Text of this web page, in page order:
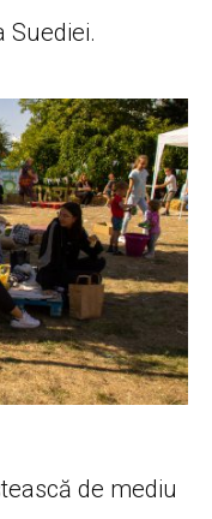
Suediei.
de mediu